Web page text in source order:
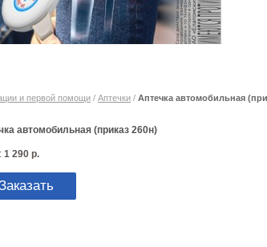
и первой помощи / Аптечки / Аптечка автомобильная
автомобильная (приказ 260н)
1 290 р.